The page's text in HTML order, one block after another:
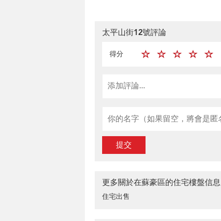
太平山街12號評論
得分
提交
更多關於在蘇豪區的住宅樓盤信息
住宅出售